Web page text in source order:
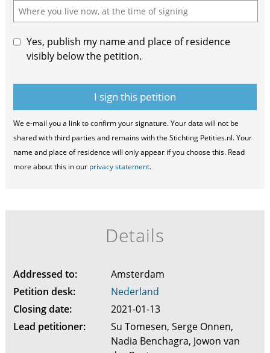
Yes, publish my name and place of residence
visibly below the petition.
We e-mail you a link to confirm your signature. Your data will not be
shared with third parties and remains with the Stichting Petities.nl. Your
name and place of residence will only appear if you choose this. Read
more about this in our privacy statement.
Details
Addressed to:
Amsterdam
Petition desk:
Nederland
Closing date:
2021-01-13
Lead petitioner:
Su Tomesen, Serge Onnen,
Nadia Benchagra, Jowon van